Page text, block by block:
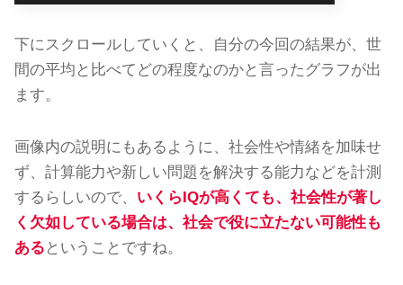
下にスクロールしていくと、自分の今回の結果が、世
間の平均と比べてどの程度なのかと言ったグラフが出
ます。
画像内の説明にもあるように、社会性や情緒を加味せ
ず、計算能力や新しい問題を解決する能力などを計測
するらしいので、 いくらIQが高くても、社会性が著し
く欠如している場合は、社会で役に立たない可能性も
ある ということですね。